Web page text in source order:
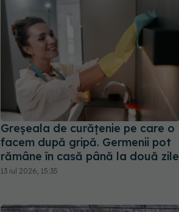
Greșeala de curățenie pe care o
facem după gripă. Germenii pot
rămâne în casă până la două zile
13 iul 2026, 15:35